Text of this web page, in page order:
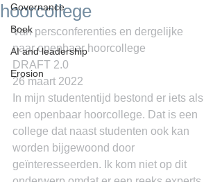
Governance
Boek
AI and leadership
Erosion
hoorcollege
Van persconferenties en dergelijke
naar openbaar hoorcollege
DRAFT 2.0
26 maart 2022
In mijn studententijd bestond er iets als
een openbaar hoorcollege. Dat is een
college dat naast studenten ook kan
worden bijgewoond door
geïnteresseerden. Ik kom niet op dit